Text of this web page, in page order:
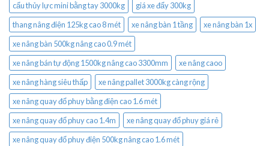
cẩu thủy lực mini bằng tay 3000kg
giá xe đẩy 300kg
thang nâng điện 125kg cao 8 mét
xe nâng bàn 1 tầng
xe nâng bàn 1x
xe nâng bàn 500kg nâng cao 0.9 mét
xe nâng bán tự động 1500kg nâng cao 3300mm
xe nâng caoo
xe nâng hàng siêu thấp
xe nâng pallet 3000kg càng rộng
xe nâng quay đổ phuy bằng điện cao 1.6 mét
xe nâng quay đổ phuy cao 1.4m
xe nâng quay đổ phuy giá rẻ
xe nâng quay đổ phuy điện 500kg nâng cao 1.6 mét